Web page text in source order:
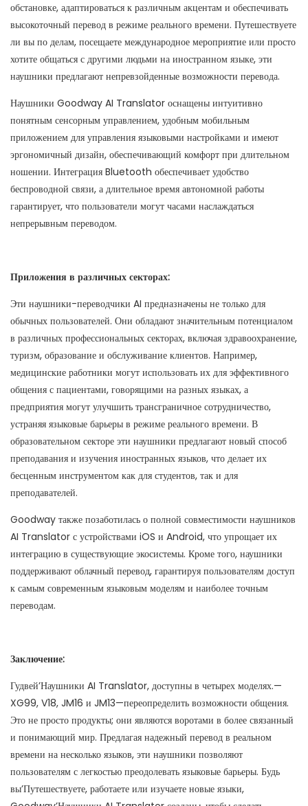
обстановке, адаптироваться к различным акцентам и обеспечивать
высокоточный перевод в режиме реального времени. Путешествуете
ли вы по делам, посещаете международное мероприятие или просто
хотите общаться с другими людьми на иностранном языке, эти
наушники предлагают непревзойденные возможности перевода.
Наушники Goodway AI Translator оснащены интуитивно
понятным сенсорным управлением, удобным мобильным
приложением для управления языковыми настройками и имеют
эргономичный дизайн, обеспечивающий комфорт при длительном
ношении. Интеграция Bluetooth обеспечивает удобство
беспроводной связи, а длительное время автономной работы
гарантирует, что пользователи могут часами наслаждаться
непрерывным переводом.
Приложения в различных секторах:
Эти наушники-переводчики AI предназначены не только для
обычных пользователей. Они обладают значительным потенциалом
в различных профессиональных секторах, включая здравоохранение,
туризм, образование и обслуживание клиентов. Например,
медицинские работники могут использовать их для эффективного
общения с пациентами, говорящими на разных языках, а
предприятия могут улучшить трансграничное сотрудничество,
устраняя языковые барьеры в режиме реального времени. В
образовательном секторе эти наушники предлагают новый способ
преподавания и изучения иностранных языков, что делает их
бесценным инструментом как для студентов, так и для
преподавателей.
Goodway также позаботилась о полной совместимости наушников
AI Translator с устройствами iOS и Android, что упрощает их
интеграцию в существующие экосистемы. Кроме того, наушники
поддерживают облачный перевод, гарантируя пользователям доступ
к самым современным языковым моделям и наиболее точным
переводам.
Заключение:
Гудвей’Наушники AI Translator, доступны в четырех моделях.—
XG99, V18, JM16 и JM13—переопределить возможности общения.
Это не просто продукты; они являются воротами в более связанный
и понимающий мир. Предлагая надежный перевод в реальном
времени на несколько языков, эти наушники позволяют
пользователям с легкостью преодолевать языковые барьеры. Будь
вы’Путешествуете, работаете или изучаете новые языки,